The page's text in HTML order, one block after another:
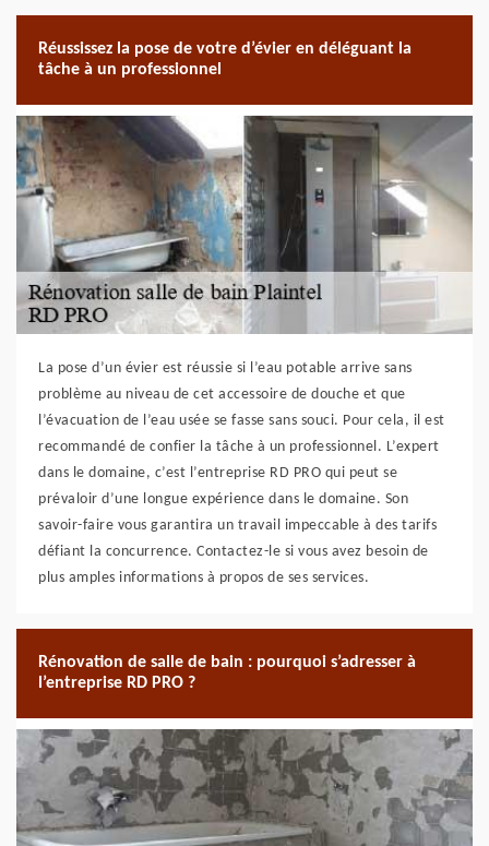
Réussissez la pose de votre d’évier en déléguant la
tâche à un professionnel
La pose d’un évier est réussie si l’eau potable arrive sans
problème au niveau de cet accessoire de douche et que
l’évacuation de l’eau usée se fasse sans souci. Pour cela, il est
recommandé de confier la tâche à un professionnel. L’expert
dans le domaine, c’est l’entreprise RD PRO qui peut se
prévaloir d’une longue expérience dans le domaine. Son
savoir-faire vous garantira un travail impeccable à des tarifs
défiant la concurrence. Contactez-le si vous avez besoin de
plus amples informations à propos de ses services.
Rénovation de salle de bain : pourquoi s’adresser à
l’entreprise RD PRO ?